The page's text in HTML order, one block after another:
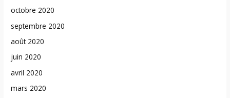
octobre 2020
septembre 2020
août 2020
juin 2020
avril 2020
mars 2020